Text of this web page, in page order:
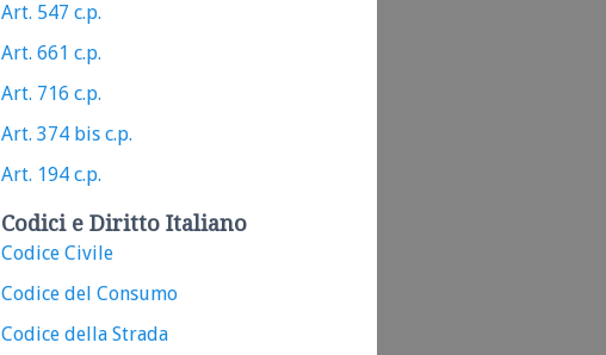
Art. 547 c.p.
Art. 661 c.p.
Art. 716 c.p.
Art. 374 bis c.p.
Art. 194 c.p.
Codici e Diritto Italiano
Codice Civile
Codice del Consumo
Codice della Strada